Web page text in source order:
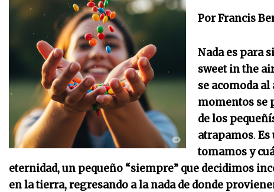
Por Francis
Nada es para
sweet in the
se acomoda
momentos se
de los
atrapamos. Es
tomamos y
eternidad, un pequeño “siempre” que decidimos
en la tierra, regresando a la nada de donde